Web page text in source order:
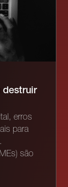
destruir
erros
para
são